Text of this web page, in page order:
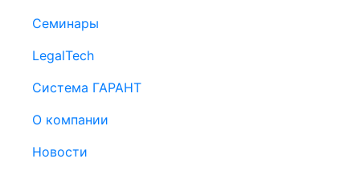
Семинары
LegalTech
Система ГАРАНТ
О компании
Новости